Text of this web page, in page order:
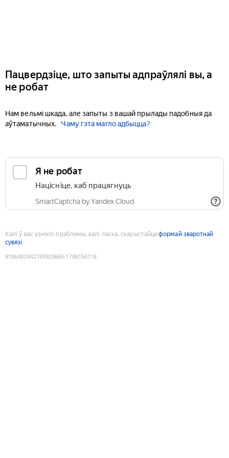
Пацвердзіце, што запыты адпраўлялі вы, а
не робат
Нам вельмі шкада, але запыты з вашай прылады падобныя да
аўтаматычных.
Чаму гэта магло адбыцца?
Я не робат
Націсніце, каб працягнуць
SmartCaptcha by Yandex Cloud
Калі ў вас узніклі праблемы, калі ласка, скарыстайцеформай зваротнай
сувязі
9186483842785920665:1786156718